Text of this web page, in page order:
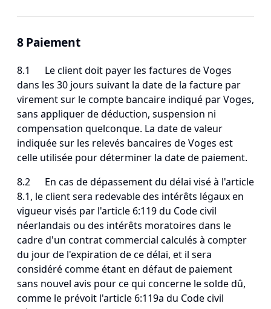
8 Paiement
8.1 Le client doit payer les factures de Voges
dans les 30 jours suivant la date de la facture par
virement sur le compte bancaire indiqué par Voges,
sans appliquer de déduction, suspension ni
compensation quelconque. La date de valeur
indiquée sur les relevés bancaires de Voges est
celle utilisée pour déterminer la date de paiement.
8.2 En cas de dépassement du délai visé à l'article
8.1, le client sera redevable des intérêts légaux en
vigueur visés par l'article 6:119 du Code civil
néerlandais ou des intérêts moratoires dans le
cadre d'un contrat commercial calculés à compter
du jour de l'expiration de ce délai, et il sera
considéré comme étant en défaut de paiement
sans nouvel avis pour ce qui concerne le solde dû,
comme le prévoit l'article 6:119a du Code civil